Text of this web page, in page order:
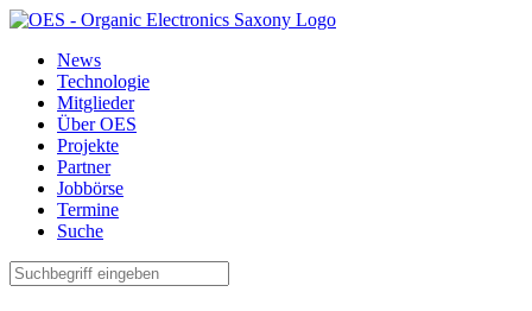
News
Technologie
Mitglieder
Über OES
Projekte
Partner
Jobbörse
Termine
Suche